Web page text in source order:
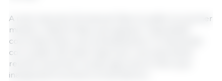
A nivel nacional, Emmanuel Macron pidió a su primer
ministro, Gabriel Attal, que aplique "respuestas"
concretas a favor de la simplificación "a más tardar
con ocasión del Salón Agrícola", una importante
reunión anual del mundo agrícola en París que
inaugurará el próximo 24 de febrero.